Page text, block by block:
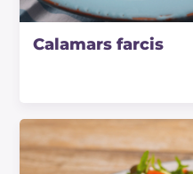
Calamars farcis